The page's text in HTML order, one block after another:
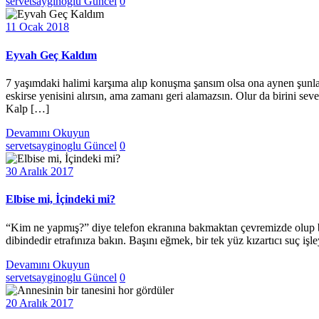
11 Ocak 2018
Eyvah Geç Kaldım
7 yaşımdaki halimi karşıma alıp konuşma şansım olsa ona aynen
eskirse yenisini alırsın, ama zamanı geri alamazsın. Olur da birini
Kalp […]
Devamını Okuyun
servetsayginoglu Güncel 0
30 Aralık 2017
Elbise mi, İçindeki mi?
“Kim ne yapmış?” diye telefon ekranına bakmaktan çevremizde
dibindedir etrafınıza bakın. Başını eğmek, bir tek yüz kızartıcı
Devamını Okuyun
servetsayginoglu Güncel 0
20 Aralık 2017